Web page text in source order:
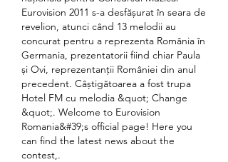
Eurovision 2011 s-a desfășurat în seara de
revelion, atunci când 13 melodii au
concurat pentru a reprezenta România în
Germania, prezentatorii fiind chiar Paula
și Ovi, reprezentanții României din anul
precedent. Câștigătoarea a fost trupa
Hotel FM cu melodia &quot; Change
&quot;. Welcome to Eurovision
Romania&#39;s official page! Here you
can find the latest news about the
contest,.